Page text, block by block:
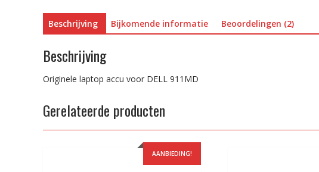
Beschrijving Bijkomende informatie Beoordelingen (2)
Beschrijving
Originele laptop accu voor DELL 911MD
Gerelateerde producten
AANBIEDING!